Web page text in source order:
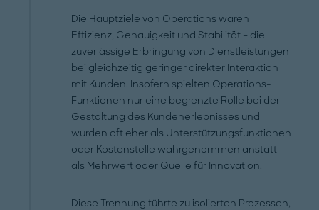
Die Hauptziele von Operations waren
Effizienz, Genauigkeit und Stabilität – die
zuverlässige Erbringung von Dienstleistungen
bei gleichzeitig geringer direkter Interaktion
mit Kunden. Insofern spielten Operations-
Funktionen nur eine begrenzte Rolle bei der
Gestaltung des Kundenerlebnisses und
wurden oft eher als Unterstützungsfunktionen
oder Kostenstelle wahrgenommen anstatt
als Mehrwert oder Quelle für Innovation.
Diese Trennung führte zu isolierten Prozessen,